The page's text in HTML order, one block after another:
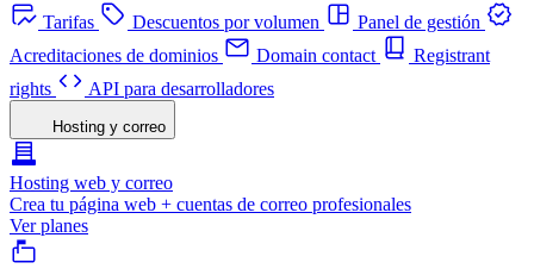
Tarifas
Descuentos por volumen
Panel de gestión
Acreditaciones de dominios
Domain contact
Registrant
rights
API para desarrolladores
Hosting y correo
Hosting web y correo
Crea tu página web + cuentas de correo profesionales
Ver planes